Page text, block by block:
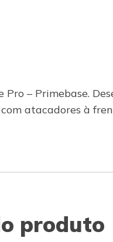
– Primebase.
atacadores à
produto